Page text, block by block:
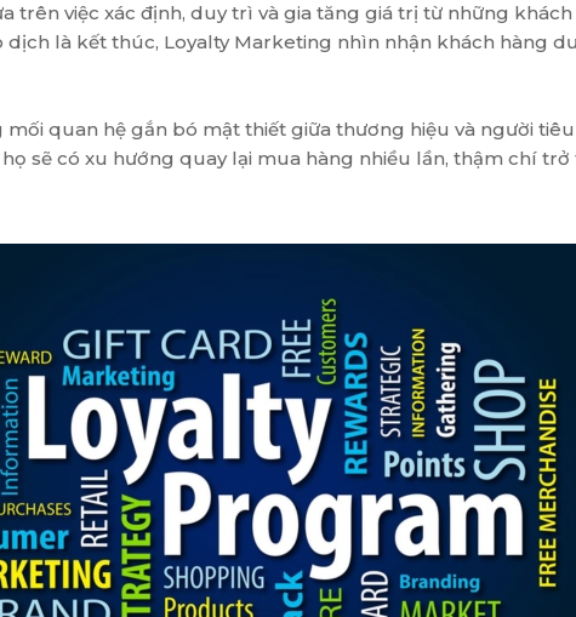
trên việc xác định, duy trì và gia tăng giá trị từ những
dịch là kết thúc, Loyalty Marketing nhìn nhận khách hàng
quan hệ gắn bó mật thiết giữa thương hiệu và người
sẽ có xu hướng quay lại mua hàng nhiều lần, thậm chí